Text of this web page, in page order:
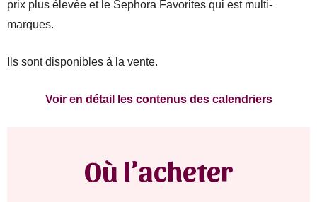
prix plus élevée et le Sephora Favorites qui est multi-
marques.
Ils sont disponibles à la vente.
Voir en détail les contenus des calendriers
Où l’acheter